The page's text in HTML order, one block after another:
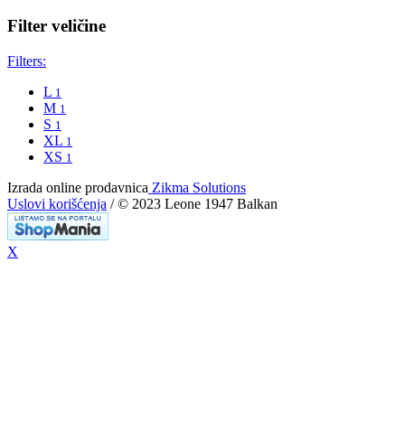
Filter veličine
Filters:
L 1
M 1
S 1
XL 1
XS 1
Izrada online prodavnica Zikma Solutions
Uslovi korišćenja / © 2023 Leone 1947 Balkan
X